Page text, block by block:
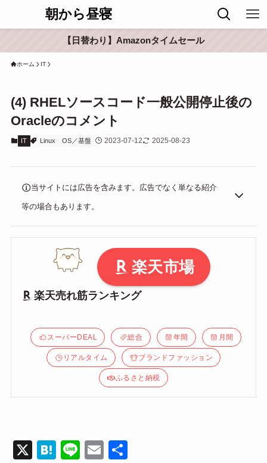
朝から昼寝
【日替わり】Amazonタイムセール
ホーム IT
(4) RHELソースコード一般公開停止後の
Oracleのコメント
IT Linux OS／基盤 2023-07-12 2025-08-23
当サイトには広告を含みます。広告でなく単なる紹介
等の場合もあります。
楽天市場
楽天売れ筋ランキング
スーパーDEAL 総合 年間 月間
リアルタイム ブランドファッション
ふるさと納税
X
H
Li
E